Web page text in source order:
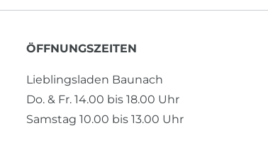
ÖFFNUNGSZEITEN
Lieblingsladen Baunach
Do. & Fr. 14.00 bis 18.00 Uhr
Samstag 10.00 bis 13.00 Uhr